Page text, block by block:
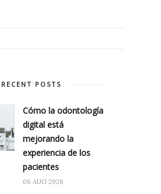
RECENT POSTS
Cómo la odontología
digital está
mejorando la
experiencia de los
pacientes
06 AUG 2026